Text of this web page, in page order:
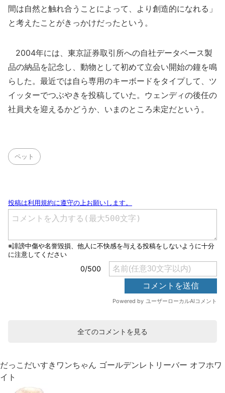
間は自然と触れ合うことによって、より創造的になれる」
と考えたことがきっかけだったという。
2004年には、東京証券取引所への自社データベース製
品の納品を記念し、動物として初めて立会い開始の鐘を鳴
らした。最近では自ら専用のキーボードをタイプして、ツ
イッターでつぶやきを投稿していた。ウェンディの後任の
社員犬を迎えるかどうか、いまのところ未定だという。
ペット
全てのコメントを見る
だっこだいすきワンちゃん ゴールデンレトリーバー オフホワ
イト